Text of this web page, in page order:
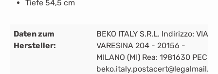
Tiefe 54,5 cm
Daten zum
Hersteller:
BEKO ITALY S.R.L. Indirizzo: VIA
VARESINA 204 - 20156 -
MILANO (MI) Rea: 1981630 PEC:
beko.italy.postacert@legalmail.it